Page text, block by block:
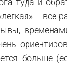
туда и
– все
больше